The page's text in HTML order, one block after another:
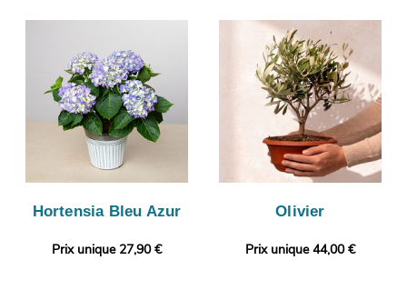
Hortensia Bleu Azur
Prix unique 27,90 €
Olivier
Prix unique 44,00 €